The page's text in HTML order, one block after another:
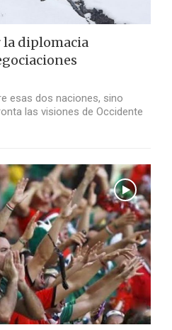
la diplomacia
esas dos naciones, sino
las visiones de Occidente